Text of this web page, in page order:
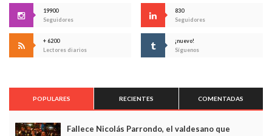
19900
Seguidores
830
Seguidores
+ 6200
Lectores diarios
¡nuevo!
Síguenos
POPULARES RECIENTES COMENTADAS
Fallece Nicolás Parrondo, el valdesano que